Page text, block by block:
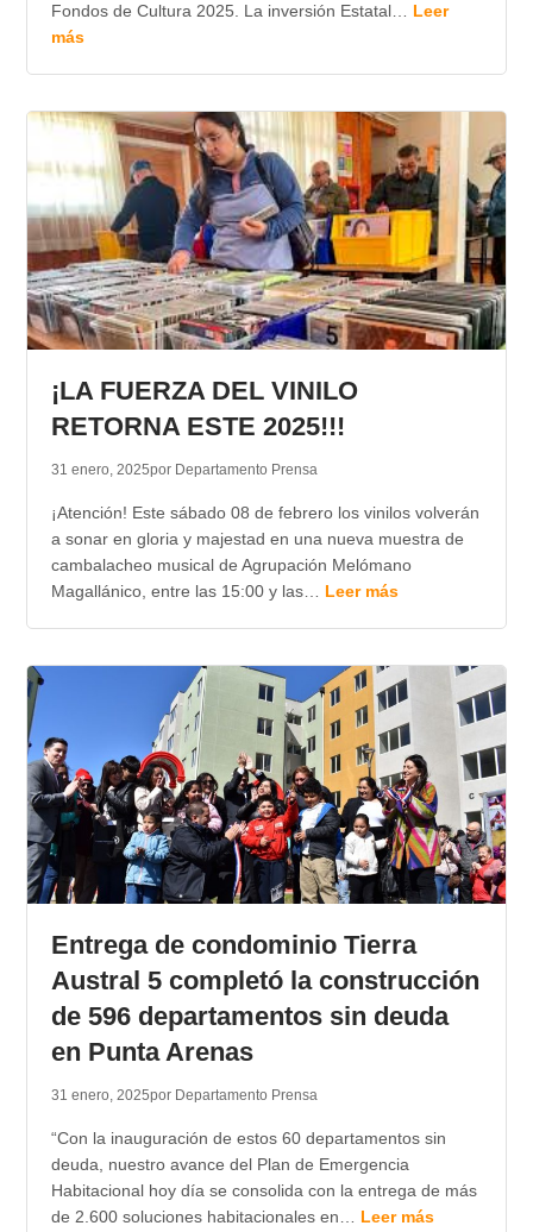
Fondos de Cultura 2025. La inversión Estatal… Leer
más
¡LA FUERZA DEL VINILO
RETORNA ESTE 2025!!!
31 enero, 2025por Departamento Prensa
¡Atención! Este sábado 08 de febrero los vinilos volverán
a sonar en gloria y majestad en una nueva muestra de
cambalacheo musical de Agrupación Melómano
Magallánico, entre las 15:00 y las… Leer más
Entrega de condominio Tierra
Austral 5 completó la construcción
de 596 departamentos sin deuda
en Punta Arenas
31 enero, 2025por Departamento Prensa
“Con la inauguración de estos 60 departamentos sin
deuda, nuestro avance del Plan de Emergencia
Habitacional hoy día se consolida con la entrega de más
de 2.600 soluciones habitacionales en… Leer más